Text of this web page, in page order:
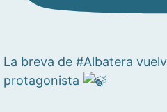
La breva de #Albatera
protagonista